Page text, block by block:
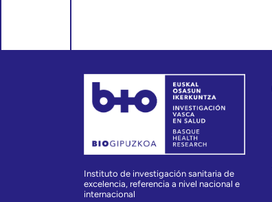
Instituto de investigación sanitaria de
excelencia, referencia a nivel nacional e
internacional